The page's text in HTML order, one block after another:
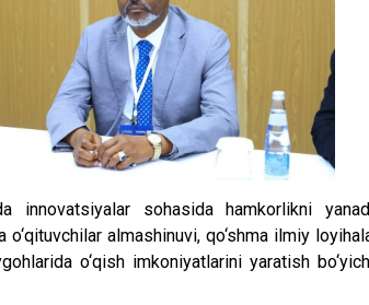
sohasida hamkorlikni
almashinuvi, qo‘shma ilmiy
o‘qish imkoniyatlarini yaratish